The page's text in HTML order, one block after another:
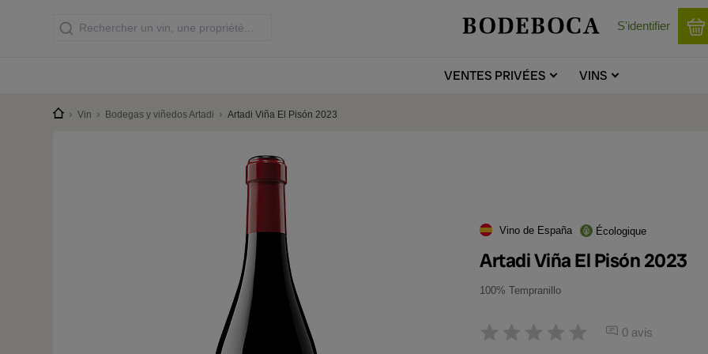
S'identifier
VENTES PRIVÉES VINS
Vin Bodegas y viñedos Artadi Artadi Viña El Pisón 2023
Vino de España Écologique
Artadi Viña El Pisón 2023
100% Tempranillo
0 avis